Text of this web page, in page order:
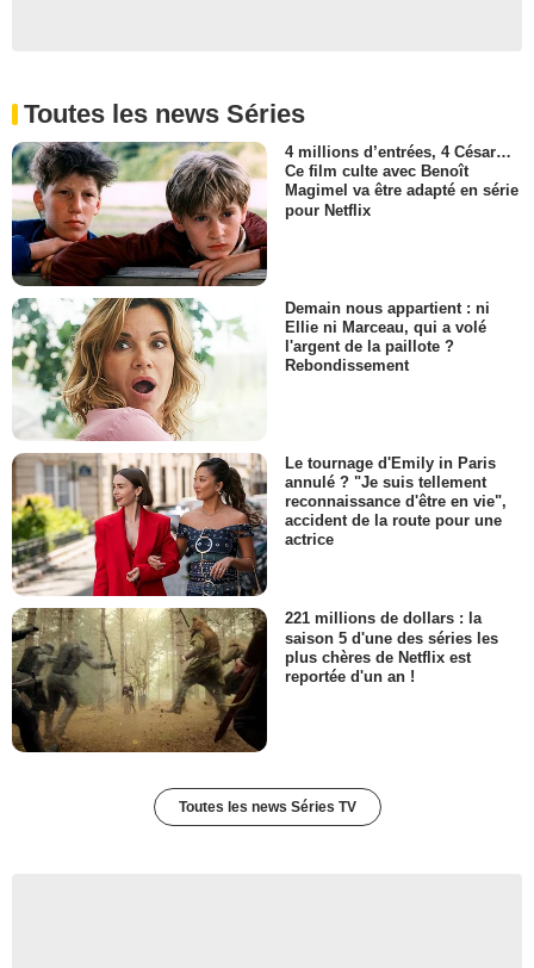
Toutes les news Séries
4 millions d’entrées, 4 César…
Ce film culte avec Benoît
Magimel va être adapté en série
pour Netflix
Demain nous appartient : ni
Ellie ni Marceau, qui a volé
l'argent de la paillote ?
Rebondissement
Le tournage d'Emily in Paris
annulé ? "Je suis tellement
reconnaissance d'être en vie",
accident de la route pour une
actrice
221 millions de dollars : la
saison 5 d'une des séries les
plus chères de Netflix est
reportée d'un an !
Toutes les news Séries TV